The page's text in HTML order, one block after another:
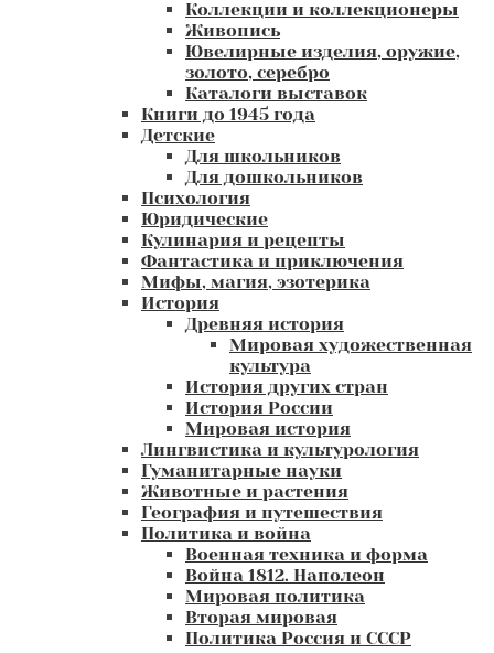
Коллекции и коллекционеры
Живопись
Ювелирные изделия, оружие,
золото, серебро
Каталоги выставок
Книги до 1945 года
Детские
Для школьников
Для дошкольников
Психология
Юридические
Кулинария и рецепты
Фантастика и приключения
Мифы, магия, эзотерика
История
Древняя история
Мировая художественная
культура
История других стран
История России
Мировая история
Лингвистика и культурология
Гуманитарные науки
Животные и растения
География и путешествия
Политика и война
Военная техника и форма
Война 1812. Наполеон
Мировая политика
Вторая мировая
Политика Россия и СССР